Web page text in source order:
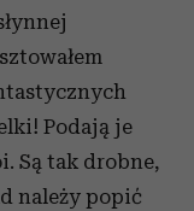
Podają je
Są tak drobne,
należy popić